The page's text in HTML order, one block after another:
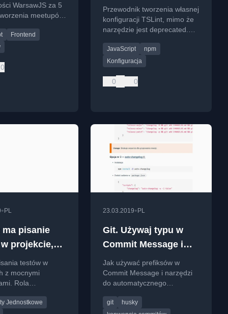
WarsawJS za 5
meetupów,
JavaScript.
Frontend
0
Przewodnik tworzenia własnej
konfiguracji TSLint, mimo że
narzędzie jest deprecated.
JavaScript
npm
Konfiguracja
0 0
• PL
ma pisanie
projekcie,
mocny
testów w
z mocnymi
Rola
jakości kodu.
Jednostkowe
23.03.2019• PL
Git. Używaj typu w
Commit Message i
zbuduj idealny
changelog
Jak używać prefiksów w
Commit Message i narzędzi
do automatycznego
zgodnie z konwencją
git
husky